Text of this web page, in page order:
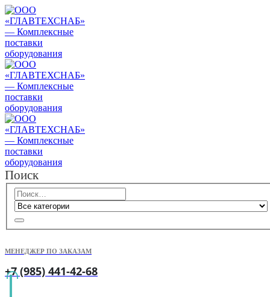
Поиск
МЕНЕДЖЕР ПО ЗАКАЗАМ
+7 (985) 441-42-68